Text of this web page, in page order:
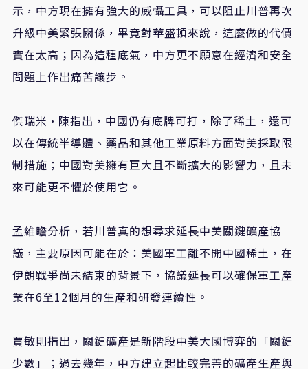
示，中方現在擁有強大的威懾工具，可以阻止川普再次
升級中美緊張關係，畢竟對華盛頓來說，這麼做的代價
實在太高；因為這種底氣，中方更不願意在經濟和安全
問題上作出痛苦讓步。
傑瑞米·陳指出，中國仍有底牌可打，除了稀土，還可
以在傳統半導體、藥品和其他工業原料方面對美採取限
制措施；中國對美擁有巨大且不斷擴大的影響力，且未
來可能更不懼於使用它。
孟維瞻分析，若川普真的想尋求延長中美關鍵礦產協
議，主要原因可能在於：美國軍工離不開中國稀土，在
伊朗戰爭尚未結束的背景下，協議延長可以確保軍工產
業在6至12個月的生產和研發連續性。
賈敏則指出，關鍵礦產是新階段中美大國博弈的「關鍵
少數」；過去幾年，中方建立起比較完善的礦產生產與